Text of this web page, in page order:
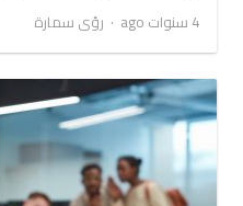
4 سنوات ago
Author
رؤى سمارة